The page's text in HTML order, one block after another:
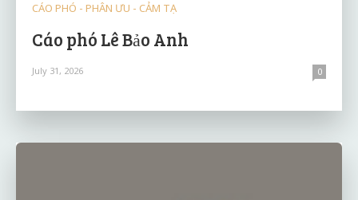
CÁO PHÓ - PHÂN ƯU - CẢM TẠ
Cáo phó Lê Bảo Anh
July 31, 2026 0